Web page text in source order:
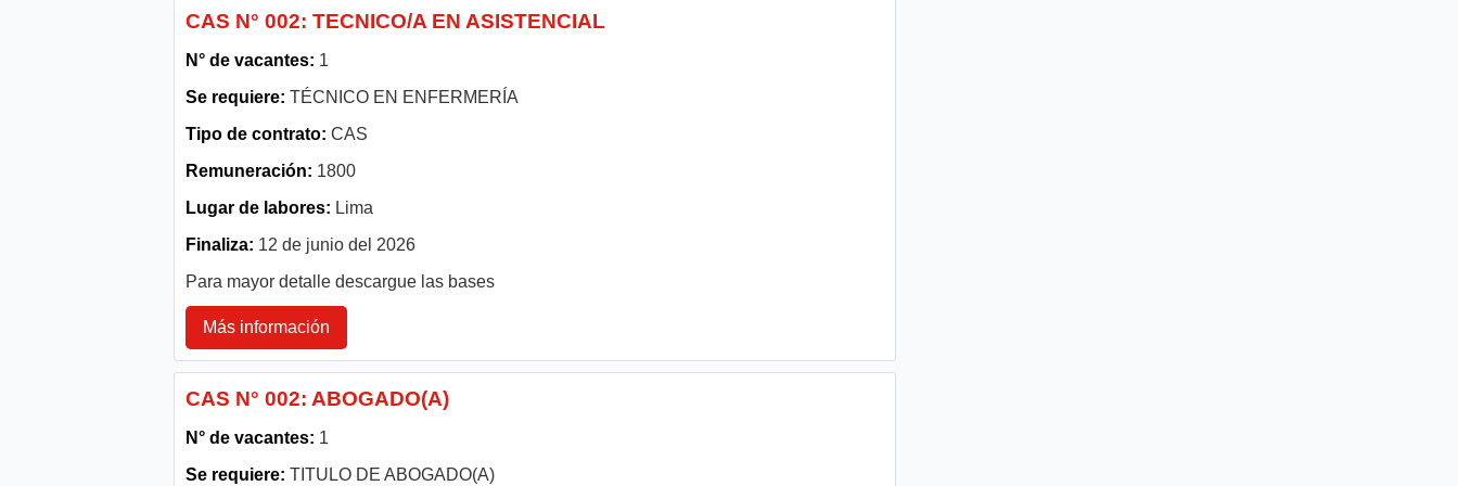
CAS N° 002: TECNICO/A EN ASISTENCIAL
N° de vacantes: 1
Se requiere: TÉCNICO EN ENFERMERÍA
Tipo de contrato: CAS
Remuneración: 1800
Lugar de labores: Lima
Finaliza: 12 de junio del 2026
Para mayor detalle descargue las bases
Más información
CAS N° 002: ABOGADO(A)
N° de vacantes: 1
Se requiere: TITULO DE ABOGADO(A)